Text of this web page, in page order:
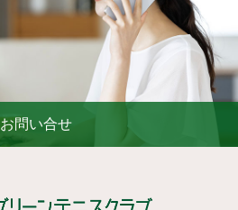
お問い合せ